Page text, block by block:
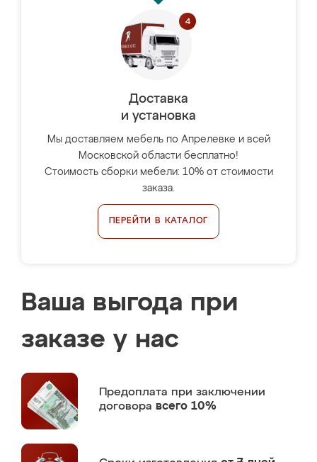
Доставка
и установка
Мы доставляем мебель по Апрелевке и всей
Московской области бесплатно!
Стоимость сборки мебели: 10% от стоимости
заказа.
ПЕРЕЙТИ В КАТАЛОГ
Ваша выгода при
заказе у нас
Предоплата при заключении
договора всего 10%